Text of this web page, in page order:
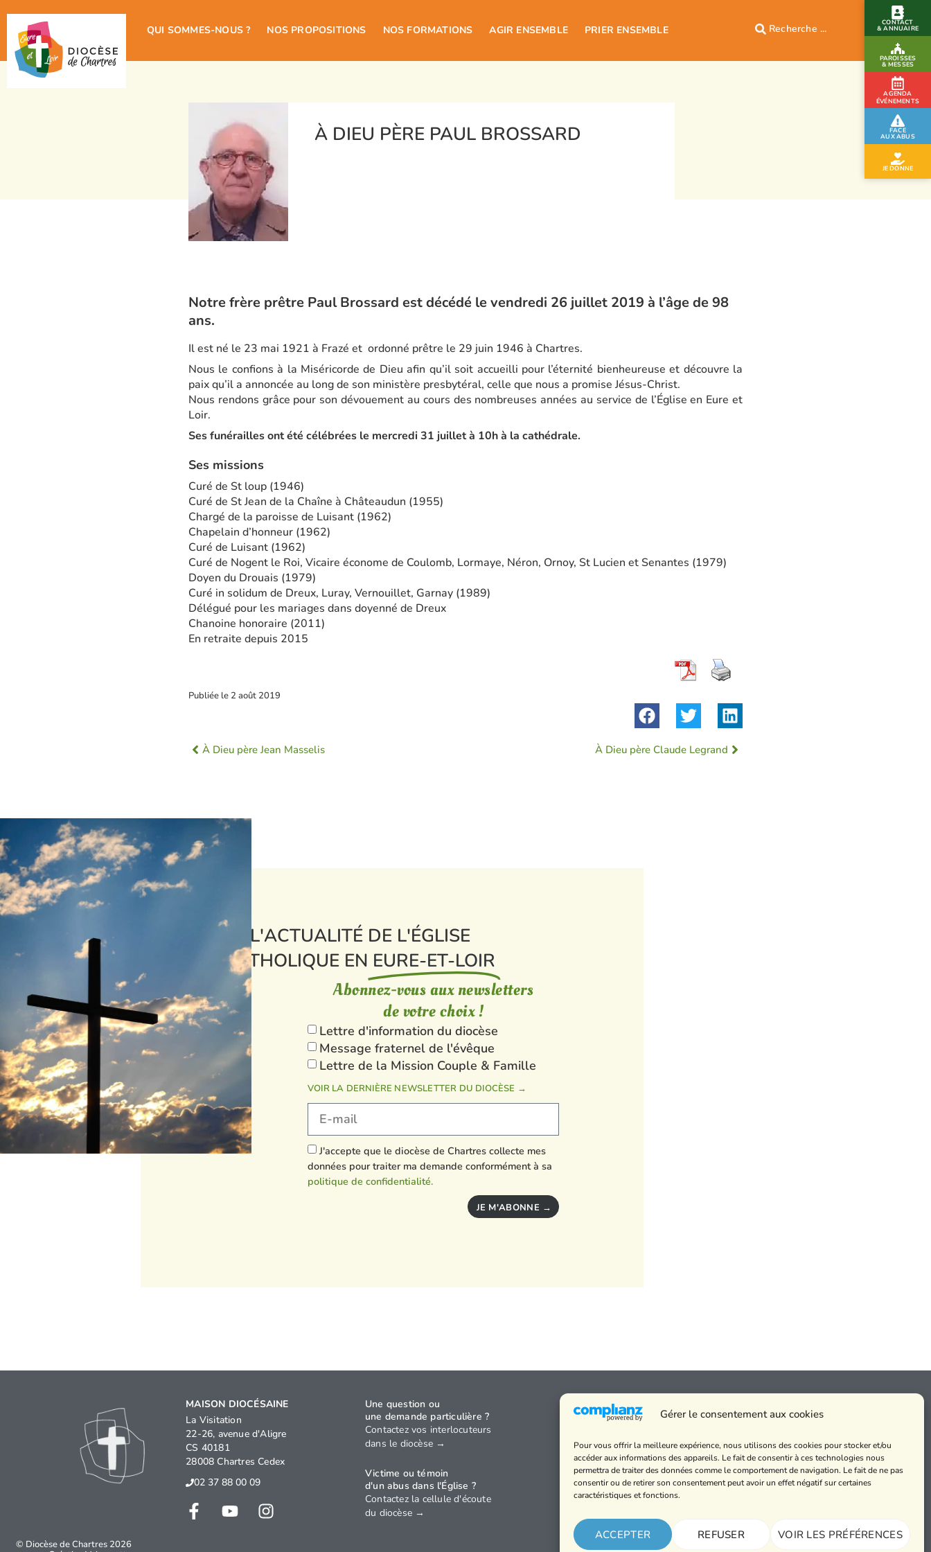
Gérer le consentement aux cookies
Pour vous offrir la meilleure expérience, nous utilisons des cookies pour stocker et/ou
accéder aux informations des appareils. Le fait de consentir à ces technologies nous
permettra de traiter des données comme le comportement de navigation. Le fait de ne pas
consentir ou de retirer son consentement peut avoir un effet négatif sur certaines
caractéristiques et fonctions.
ACCEPTER REFUSER VOIR LES PRÉFÉRENCES
CONTACT
& ANNUAIRE
PAROISSES
& MESSES
AGENDA
ÉVÉNEMENTS
FACE
AUX ABUS
JE DONNE
QUI SOMMES-NOUS ? NOS PROPOSITIONS NOS FORMATIONS AGIR ENSEMBLE PRIER ENSEMBLE
À DIEU PÈRE PAUL BROSSARD
Notre frère prêtre Paul Brossard est décédé le vendredi 26 juillet 2019 à l’âge de 98
ans.
Il est né le 23 mai 1921 à Frazé et ordonné prêtre le 29 juin 1946 à Chartres.
Nous le confions à la Miséricorde de Dieu afin qu’il soit accueilli pour l’éternité bienheureuse et découvre la
paix qu’il a annoncée au long de son ministère presbytéral, celle que nous a promise Jésus-Christ.
Nous rendons grâce pour son dévouement au cours des nombreuses années au service de l’Église en Eure et
Loir.
Ses funérailles ont été célébrées le mercredi 31 juillet à 10h à la cathédrale.
Ses missions
Curé de St loup (1946)
Curé de St Jean de la Chaîne à Châteaudun (1955)
Chargé de la paroisse de Luisant (1962)
Chapelain d’honneur (1962)
Curé de Luisant (1962)
Curé de Nogent le Roi, Vicaire économe de Coulomb, Lormaye, Néron, Ornoy, St Lucien et Senantes (1979)
Doyen du Drouais (1979)
Curé in solidum de Dreux, Luray, Vernouillet, Garnay (1989)
Délégué pour les mariages dans doyenné de Dreux
Chanoine honoraire (2011)
En retraite depuis 2015
Publiée le 2 août 2019
À Dieu père Jean Masselis À Dieu père Claude Legrand
L'ACTUALITÉ DE L'ÉGLISE
CATHOLIQUE EN EURE-ET-LOIR
Abonnez-vous aux newsletters
de votre choix !
Lettre d'information du diocèse
Message fraternel de l'évêque
Lettre de la Mission Couple & Famille
VOIR LA DERNIÈRE NEWSLETTER DU DIOCÈSE →
J'accepte que le diocèse de Chartres collecte mes
données pour traiter ma demande conformément à sa
politique de confidentialité.
JE M'ABONNE →
© Diocèse de Chartres 2026
MAISON DIOCÉSAINE
La Visitation
22-26, avenue d'Aligre
CS 40181
28008 Chartres Cedex
02 37 88 00 09
Une question ou
une demande particulière ?
Contactez vos interlocuteurs
dans le diocèse →
Victime ou témoin
d'un abus dans l'Église ?
Contactez la cellule d'écoute
du diocèse →
Agenda
Horaires messes
Politique de cookies et
confidentialité
Mentions légales